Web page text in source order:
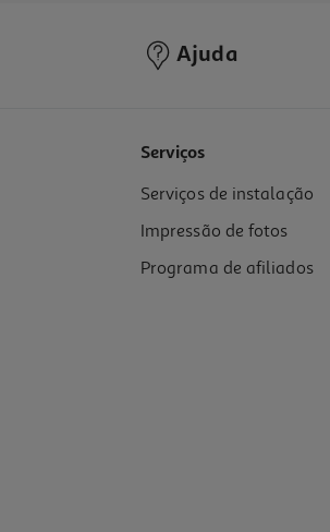
Ajuda
Serviços
Serviços de instalação
Impressão de fotos
Programa de afiliados